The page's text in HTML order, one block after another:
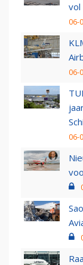
vol
06-
06-
06-